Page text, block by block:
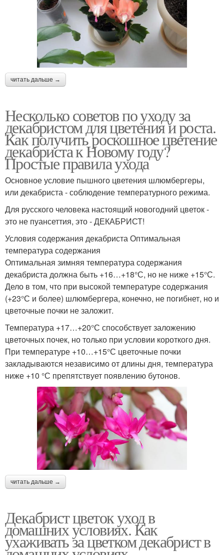
читать дальше →
Несколько советов по уходу за
декабристом для цветения и роста.
Как получить роскошное цветение
декабриста к Новому году?
Простые правила ухода
Основное условие пышного цветения шлюмбергеры,
или декабриста - соблюдение температурного режима.
Для русского человека настоящий новогодний цветок -
это не пуансеттия, это - ДЕКАБРИСТ!
Условия содержания декабриста Оптимальная
температура содержания
Оптимальная зимняя температура содержания
декабриста должна быть +16…+18°С, но не ниже +15°С.
Дело в том, что при высокой температуре содержания
(+23°С и более) шлюмбергера, конечно, не погибнет, но и
цветочные почки не заложит.
Температура +17…+20°С способствует заложению
цветочных почек, но только при условии короткого дня.
При температуре +10…+15°С цветочные почки
закладываются независимо от длины дня, температура
ниже +10 °С препятствует появлению бутонов.
читать дальше →
Декабрист цветок уход в
домашних условиях. Как
ухаживать за цветком декабрист в